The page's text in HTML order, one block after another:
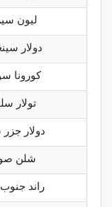
ليون
دولار
كورونا
تولار
دولار
شلن
راند جنوب